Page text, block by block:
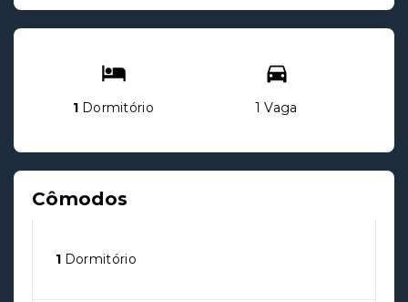
1 Dormitório 1 Vaga
Cômodos
1 Dormitório